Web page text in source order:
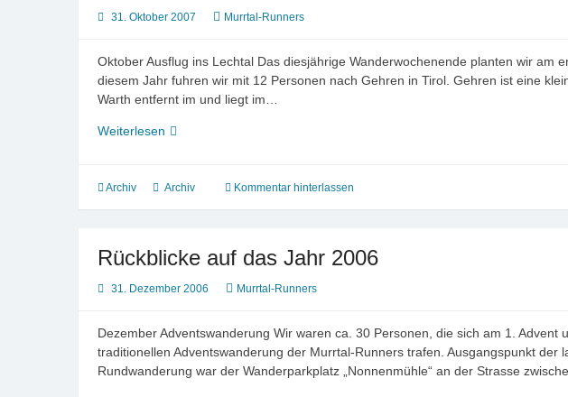
31. Oktober 2007 Murrtal-Runners
Oktober Ausflug ins Lechtal Das diesjährige Wanderwochenende planten wir am
diesem Jahr fuhren wir mit 12 Personen nach Gehren in Tirol. Gehren ist eine
Warth entfernt im und liegt im…
Weiterlesen Rückblicke
Jahr
2007
Archiv Archiv Kommentar hinterlassen
Rückblicke auf das Jahr 2006
31. Dezember 2006 Murrtal-Runners
Dezember Adventswanderung Wir waren ca. 30 Personen, die sich am 1. Advent
traditionellen Adventswanderung der Murrtal-Runners trafen. Ausgangspunkt der
Rundwanderung war der Wanderparkplatz „Nonnenmühle“ an der Strasse